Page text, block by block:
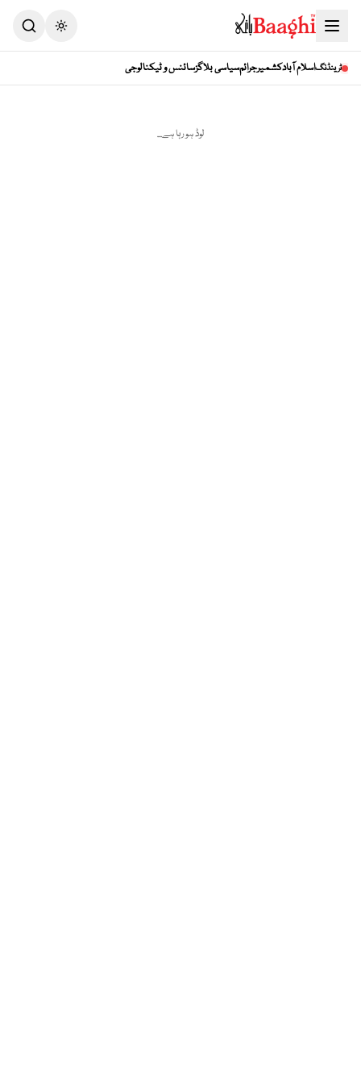
Toggle theme
ٹرینڈنگاسلام آبادکشمیرجرائمسیاسی بلاگزسائنس و ٹیکنالوجی
لوڈ ہو رہا ہے...